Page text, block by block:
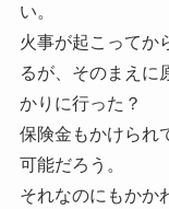
い。
火事が起こってか
るが、そのまえに
かりに行った？
保険金もかけられ
可能だろう。
それなのにもかか